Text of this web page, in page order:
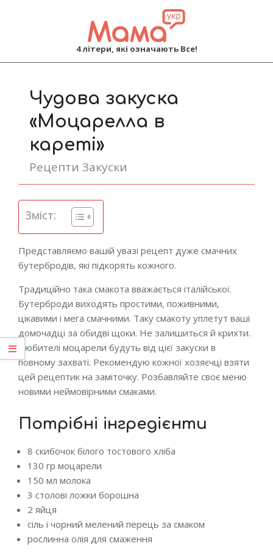
4 літери, які означають Все!
Чудова закуска
«Моцарелла в
кареті»
Рецепти Закуски
Зміст:
Представляємо вашій увазі рецепт дуже смачних
бутербродів, які підкорять кожного.
Традиційно така смакота вважається італійської.
Бутерброди виходять простими, поживними,
цікавими і мега смачними. Таку смакоту уплетут ваші
домочадці за обидві щоки. Не залишиться й крихти.
Любителі моцарели будуть від цієї закуски в
повному захваті. Рекомендую кожної хозяєчці взяти
цей рецептик на заміточку. Розбавляйте своє меню
новими неймовірними смаками.
Потрібні інгредієнти
8 скибочок білого тостового хліба
130 гр моцарели
150 мл молока
3 столові ложки борошна
2 яйця
сіль і чорний мелений перець за смаком
рослинна олія для смаження